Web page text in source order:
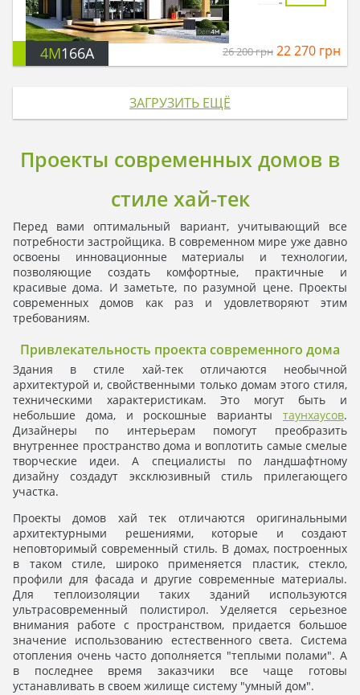
4M166A 26 200грн 22 270 грн
ЗАГРУЗИТЬ ЕЩЁ
Проекты современных домов в
стиле хай-тек
Перед вами оптимальный вариант, учитывающий все
потребности застройщика. В современном мире уже давно
освоены инновационные материалы и технологии,
позволяющие создать комфортные, практичные и
красивые дома. И заметьте, по разумной цене. Проекты
современных домов как раз и удовлетворяют этим
требованиям.
Привлекательность проекта современного дома
Здания в стиле хай-тек отличаются необычной
архитектурой и, свойственными только домам этого стиля,
техническими характеристикам. Это могут быть и
небольшие дома, и роскошные варианты таунхаусов.
Дизайнеры по интерьерам помогут преобразить
внутреннее пространство дома и воплотить самые смелые
творческие идеи. А специалисты по ландшафтному
дизайну создадут эксклюзивный стиль прилегающего
участка.
Проекты домов хай тек отличаются оригинальными
архитектурными решениями, которые и создают
неповторимый современный стиль. В домах, построенных
в таком стиле, широко применяется пластик, стекло,
профили для фасада и другие современные материалы.
Для теплоизоляции таких зданий используются
ультрасовременный полистирол. Уделяется серьезное
внимания работе с пространством, придается большое
значение использованию естественного света. Система
отопления очень часто дополняется "теплыми полами". А
в последнее время заказчики все чаще готовы
устанавливать в своем жилище систему "умный дом".